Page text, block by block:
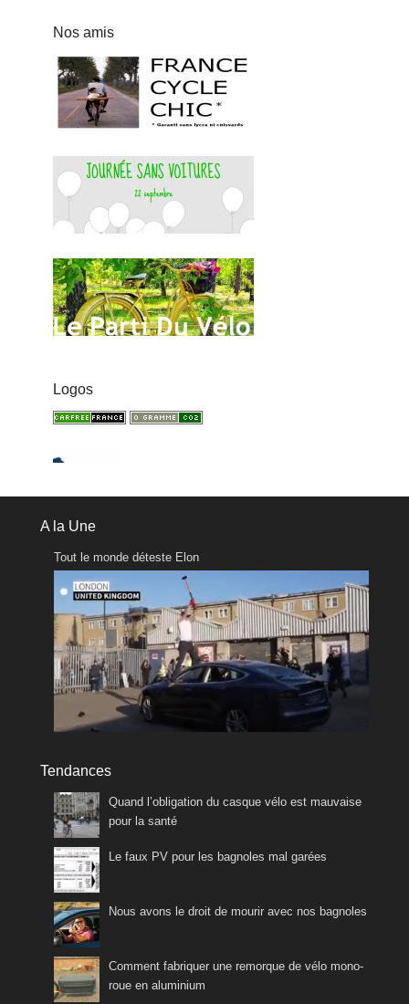
Nos amis
Logos
A la Une
Tout le monde déteste Elon
Tendances
Quand l’obligation du casque vélo est mauvaise
pour la santé
Le faux PV pour les bagnoles mal garées
Nous avons le droit de mourir avec nos bagnoles
Comment fabriquer une remorque de vélo mono-
roue en aluminium